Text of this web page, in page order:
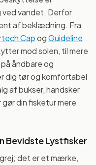
vandet. Derfor
af beklædning. Fra
CapogGuideline
mod solen, til mere
åndbare og
dig tør og komfortabel
af bukser, handsker
din fisketur mere
Bevidste Lystfisker
det er et mærke,